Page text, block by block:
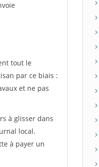
tout le
par ce biais :
et ne pas
à glisser dans
local.
à payer un